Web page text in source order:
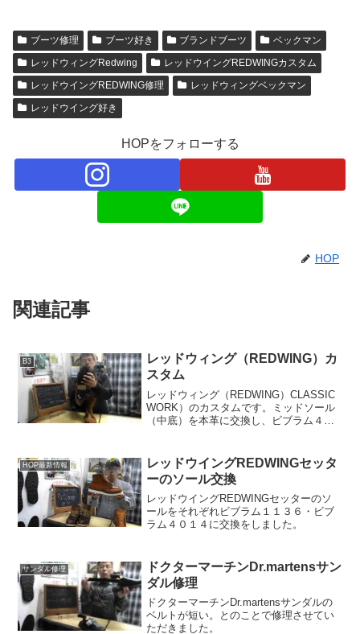
ブーツ修理 ブーツ好き ブランドブーツ
ベックマン
レッドウィングRedwing
レッドウイングREDWINGカスタム
レッドウイングREDWING修理
レッドウィングベックマン
レッドウイング好き
HOPをフォローする
HOP
関連記事
B3
レッドウィング（REDWING）カ
スタム
レッドウィング（REDWING）CLASSIC
WORK）のカスタムです。ミッドソール
（中底）を本革に交換し、ビブラム４３
が、かっこいいです。
HOP最新情報
レッドウイングREDWINGセッタ
ーのソール交換
レッドウイングREDWINGセッターのソ
ールをそれぞれビブラム１１３６・ビブ
ラム４０１４に交換をしました。
サンダル修理
ドクターマーチンDr.martensサン
ダル修理
ドクターマーチンDr.martensサンダルの
ベルトが短い。とのことで修理させてい
ただきました。